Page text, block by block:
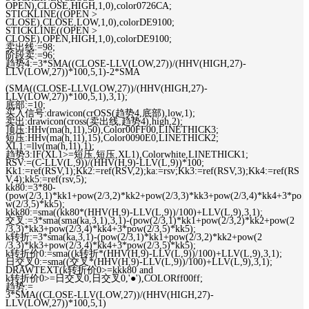
OPEN),CLOSE,HIGH,1,0),color0726CA;
STICKLINE((OPEN >
CLOSE),CLOSE,LOW,1,0),colorDE9100;
STICKLINE((OPEN >
CLOSE),OPEN,HIGH,1,0),colorDE9100;
卖出线:=98;
阶段卖:=96;
趋势4:=3*SMA((CLOSE-LLV(LOW,27))/(HHV(HIGH,27)-
LLV(LOW,27))*100,5,1)-2*SMA
(SMA((CLOSE-LLV(LOW,27))/(HHV(HIGH,27)-
LLV(LOW,27))*100,5,1),3,1);
底部:=10;
买入信号:drawicon(crOSS(趋势4,底部),low,1);
卖出:drawicon(cross(卖出线,趋势4),high,2);
顶压:HHv(ma(h,11),50),Color00FF00,LINETHICK3;
短压:HHv(ma(h,11),15),Color0090E0,LINETHICK2;
XL1:=llv(ma(h,11),1);
趋势3:IF(XL1>=短压,短压,XL1),Colorwhite,LINETHICK1;
RSV:=(C-LLV(L,9))/(HHV(H,9)-LLV(L,9))*100;
Kk1:=ref(RSV,1);Kk2:=ref(RSV,2);ka:=rsv;Kk3:=ref(RSV,3);Kk4:=ref(RS
V,4);kk5:=ref(rsv,5);
kk80:=3*80-
(pow(2/3,1)*kk1+pow(2/3,2)*kk2+pow(2/3,3)*kk3+pow(2/3,4)*kk4+3*po
w(2/3,5)*kk5);
kkk80:=sma((kk80*(HHV(H,9)-LLV(L,9))/100)+LLV(L,9),3,1);
交叉:=3*sma(sma(ka,3,1),3,1)-(pow(2/3,1)*kk1+pow(2/3,2)*kk2+pow(2
/3,3)*kk3+pow(2/3,4)*kk4+3*pow(2/3,5)*kk5);
k转折:=3*sma(ka,3,1)-(pow(2/3,1)*kk1+pow(2/3,2)*kk2+pow(2
/3,3)*kk3+pow(2/3,4)*kk4+3*pow(2/3,5)*kk5);
k转折价0:=sma((k转折*(HHV(H,9)-LLV(L,9))/100)+LLV(L,9),3,1);
日交叉0:=sma((交叉*(HHV(H,9)-LLV(L,9))/100)+LLV(L,9),3,1);
DRAWTEXT(k转折价0>=kkk80 and
k转折价0>=日交叉0,日交叉0,'●'),COLORff00ff;
趋势:=
3*SMA((CLOSE-LLV(LOW,27))/(HHV(HIGH,27)-
LLV(LOW,27))*100,5,1)